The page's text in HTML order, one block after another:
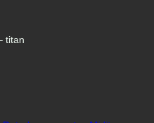
titan